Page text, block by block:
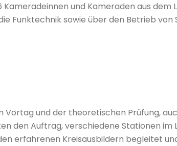
und Kameraden aus
Funktechnik sowie über den Betrieb
und der theoretischen Prüfung,
den Auftrag, verschiedene Stationen
erfahrenen Kreisausbildern begleitet